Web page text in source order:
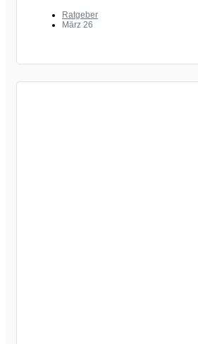
Ratgeber
März 26